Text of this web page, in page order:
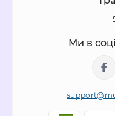
Ми в